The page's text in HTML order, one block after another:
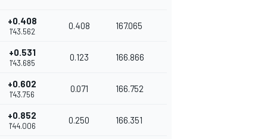
+0.408
1'43.562
0.408 167.065
+0.531
1'43.685
0.123 166.866
+0.602
1'43.756
0.071 166.752
+0.852
1'44.006
0.250 166.351